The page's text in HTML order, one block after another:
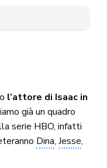
l’attore di Isaac in
già un quadro
serie HBO, infatti
Dina,Jesse,